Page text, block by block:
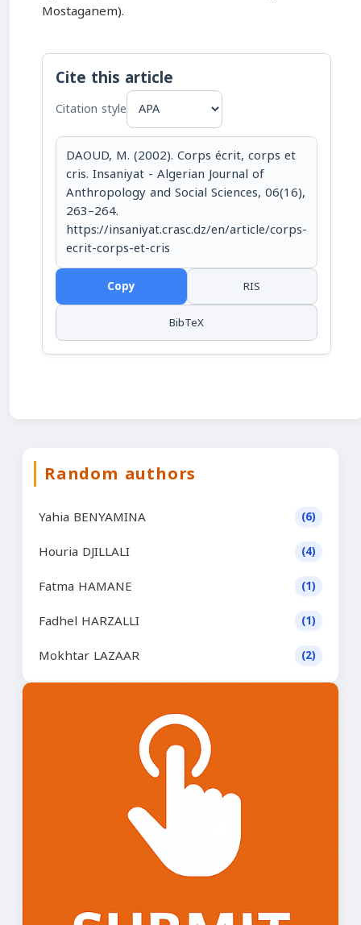
Mostaganem).
Cite this article
Citation style
DAOUD, M. (2002). Corps écrit, corps et
cris. Insaniyat - Algerian Journal of
Anthropology and Social Sciences, 06(16),
263–264.
https://insaniyat.crasc.dz/en/article/corps-
ecrit-corps-et-cris
Copy
RIS
BibTeX
Random authors
Yahia BENYAMINA (6)
Houria DJILLALI (4)
Fatma HAMANE (1)
Fadhel HARZALLI (1)
Mokhtar LAZAAR (2)